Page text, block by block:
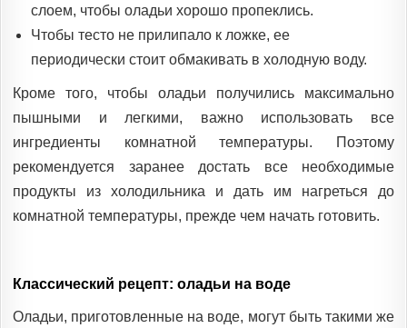
слоем, чтобы оладьи хорошо пропеклись.
Чтобы тесто не прилипало к ложке, ее
периодически стоит обмакивать в холодную воду.
Кроме того, чтобы оладьи получились максимально
пышными и легкими, важно использовать все
ингредиенты комнатной температуры. Поэтому
рекомендуется заранее достать все необходимые
продукты из холодильника и дать им нагреться до
комнатной температуры, прежде чем начать готовить.
Классический рецепт: оладьи на воде
Оладьи, приготовленные на воде, могут быть такими же